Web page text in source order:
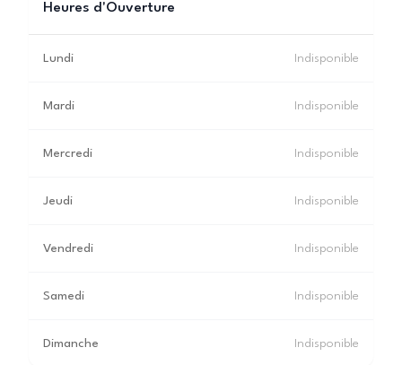
Heures d'Ouverture
Lundi Indisponible
Mardi Indisponible
Mercredi Indisponible
Jeudi Indisponible
Vendredi Indisponible
Samedi Indisponible
Dimanche Indisponible